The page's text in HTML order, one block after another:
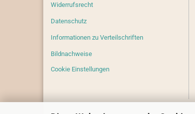
Widerrufsrecht
Datenschutz
Informationen zu Verteilschriften
Bildnachweise
Cookie Einstellungen